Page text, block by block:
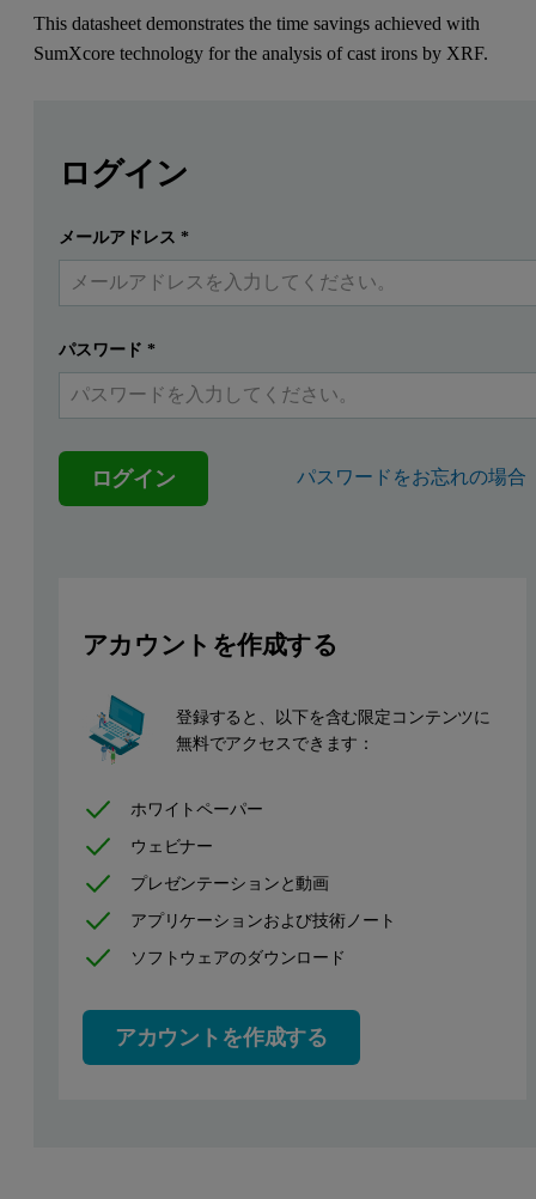
This datasheet demonstrates the time savings achieved with
SumXcore technology for the analysis of cast irons by XRF.
Zetium
Introduction
Cast irons contain 2 to 4 wt% carbon and 1 to 3 wt%
Integration of the ED core into the Zetium X-ray fluorescence
Reduced measurement times
Fast sample screening
Instrumentation and software
Measurements were performed using a Zetium XRF
Sample preparation
Eight standards (CKD 232 – CKD 239) were used to set up the
提出する すでにアカウントを持っています
ログイン
メールアドレス *
パスワード *
ログイン パスワードをお忘れの場合
アカウントを作成する
登録すると、以下を含む限定コンテンツに
無料でアクセスできます：
ホワイトペーパー
ウェビナー
プレゼンテーションと動画
アプリケーションおよび技術ノート
ソフトウェアのダウンロード
アカウントを作成する